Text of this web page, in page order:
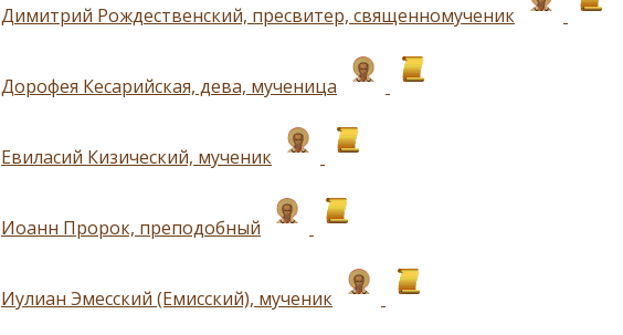
Димитрий Рождественский, пресвитер, священномученик
Дорофея Кесарийская, дева, мученица
Евиласий Кизический, мученик
Иоанн Пророк, преподобный
Иулиан Эмесский (Емисский), мученик